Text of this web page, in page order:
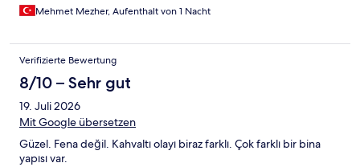
Mehmet Mezher, Aufenthalt von 1 Nacht
Verifizierte Bewertung
8/10 – Sehr gut
19. Juli 2026
Mit Google übersetzen
Güzel. Fena değil. Kahvaltı olayı biraz farklı. Çok farklı bir bina
yapısı var.